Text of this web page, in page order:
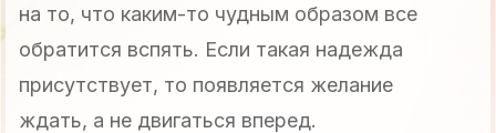
на то, что каким-то чудным образом все
обратится вспять. Если такая надежда
присутствует, то появляется желание
ждать, а не двигаться вперед.